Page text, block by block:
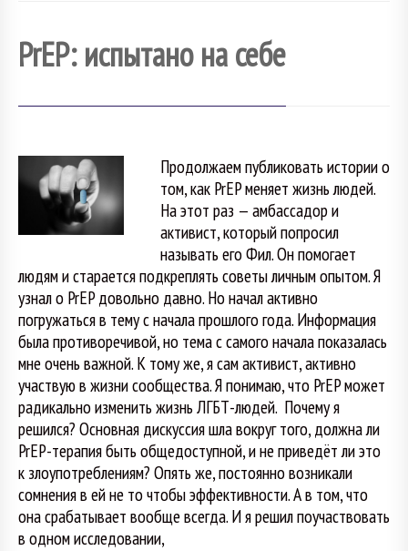
PrEP: испытано на себе
Продолжаем публиковать истории о
том, как PrEP меняет жизнь людей.
На этот раз — амбассадор и
активист, который попросил
называть его Фил. Он помогает
людям и старается подкреплять советы личным опытом. Я
узнал о PrEP довольно давно. Но начал активно
погружаться в тему с начала прошлого года. Информация
была противоречивой, но тема с самого начала показалась
мне очень важной. К тому же, я сам активист, активно
участвую в жизни сообщества. Я понимаю, что PrEP может
радикально изменить жизнь ЛГБТ-людей. Почему я
решился? Основная дискуссия шла вокруг того, должна ли
PrEP-терапия быть общедоступной, и не приведёт ли это
к злоупотреблениям? Опять же, постоянно возникали
сомнения в ей не то чтобы эффективности. А в том, что
она срабатывает вообще всегда. И я решил поучаствовать
в одном исследовании,